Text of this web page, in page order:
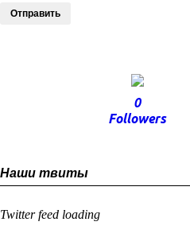
Отправить
0
Followers
Наши твиты
Twitter feed loading